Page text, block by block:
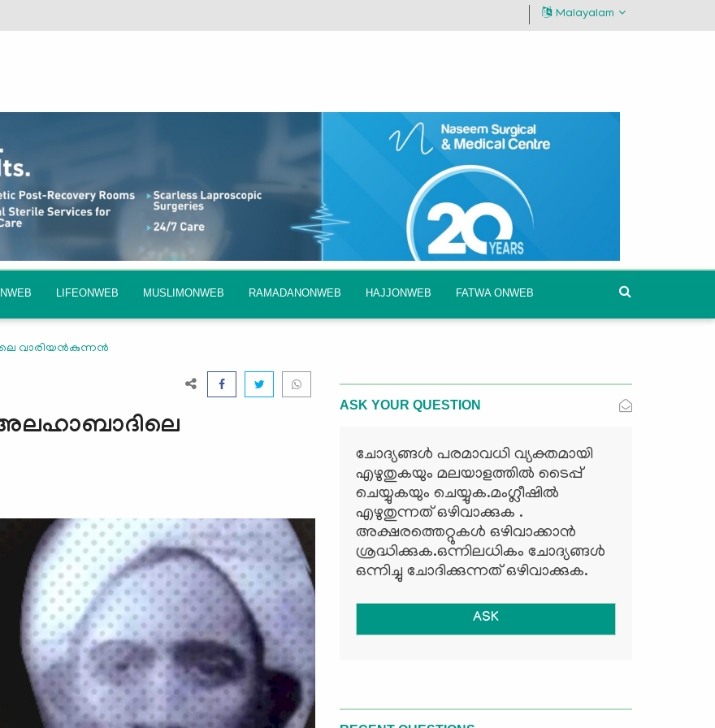
Malayalam
LIFEONWEB MUSLIMONWEB RAMADANONWEB HAJJONWEB FATWA ONWEB
വാരിയന്‍കുന്നന്‍
ASK YOUR QUESTION
ചോദ്യങ്ങള്‍ പരമാവധി വ്യക്തമായി
എഴുതുകയും മലയാളത്തില്‍ ടൈപ്പ്
ചെയ്യുകയും ചെയ്യുക.മംഗ്ലീഷില്‍
എഴുതുന്നത് ഒഴിവാക്കുക .
അക്ഷരത്തെറ്റുകള്‍ ഒഴിവാക്കാന്‍
ശ്രദ്ധിക്കുക.ഒന്നിലധികം ചോദ്യങ്ങള്‍
ഒന്നിച്ചു ചോദിക്കുന്നത് ഒഴിവാക്കുക.
ASK